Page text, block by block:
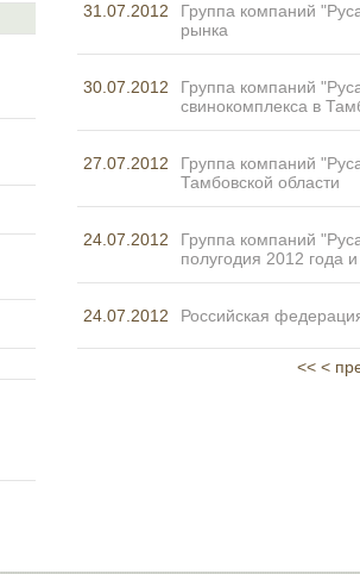
31.07.2012
Группа компаний
рынка
30.07.2012
Группа компаний
свинокомплекса в
27.07.2012
Группа компаний
Тамбовской области
24.07.2012
Группа компаний
полугодия 2012 года
24.07.2012 Российская
<< <